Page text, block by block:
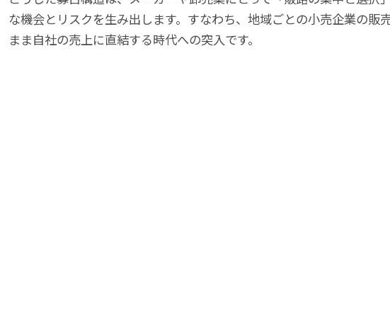
な機会とリスクを生み出します。すなわち、地域ごとの小売企業の販
まま自社の売上に直結する時代への突入です。